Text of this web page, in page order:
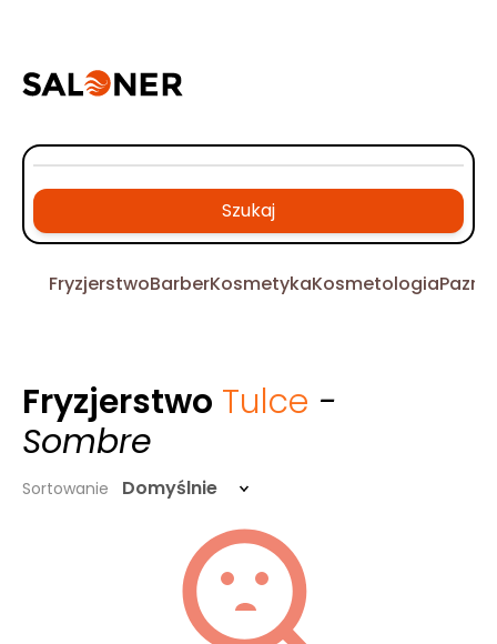
Szukaj
FryzjerstwoBarberKosmetykaKosmetologia
Fryzjerstwo Tulce -
Sombre
Sortowanie Domyślnie